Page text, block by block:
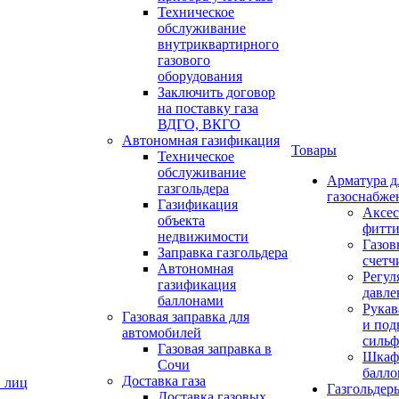
лиц
Техническое
обслуживание
внутриквартирного
газового
оборудования
Заключить договор
на поставку газа
ВДГО, ВКГО
Автономная газификация
Техническое
обслуживание
газгольдера
Газификация
объекта
недвижимости
Заправка газгольдера
Автономная
газификация
баллонами
Газовая заправка для
автомобилей
Газовая заправка в
Сочи
Доставка газа
Товары
Арматура
и